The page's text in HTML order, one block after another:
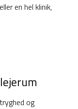
en hel klinik,
og